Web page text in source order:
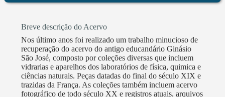
professores da rede municipal de Ubá, em parceria
com professores da Universidade Federal de Minas
Gerais - UFMG. O Conselho deliberativo do
Movimento Cultural São José conta com a presença
de membros representantes da Comunidade Quilombo
Namastê de Ubá, reconhecido pela Fundação
Palmares e da Guarda de Congado Nossa Senhora do
Breve descrição do Acervo
Nos último anos foi realizado um trabalho minucioso de
recuperação do acervo do antigo educandário Ginásio
São José, composto por coleções diversas que incluem
vidrarias e aparelhos dos laboratórios de física, quimica e
ciências naturais. Peças datadas do final do século XIX e
trazidas da França. As coleções também incluem acervo
fotográfico de todo século XX e registros atuais, arquivos